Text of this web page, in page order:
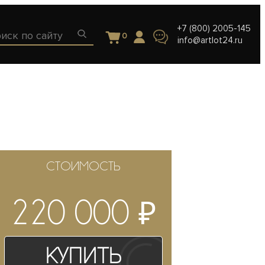
0
+7 (800) 2005-145
info@artlot24.ru
СТОИМОСТЬ
220 000 ₽
Купить